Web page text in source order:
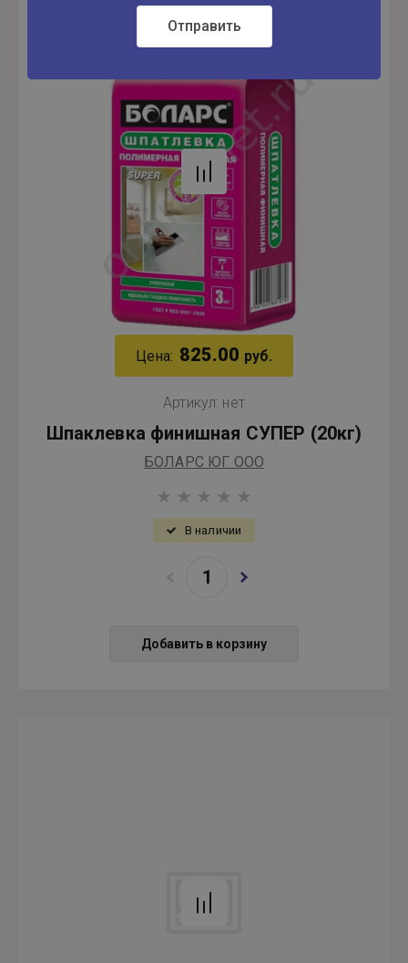
Цена: 825.00 руб.
Артикул: нет
Шпаклевка финишная СУПЕР (20кг)
БОЛАРС ЮГ ООО
В наличии
Добавить в корзину
Отправить